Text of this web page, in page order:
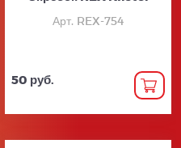
Арт. REX-754
50 руб.